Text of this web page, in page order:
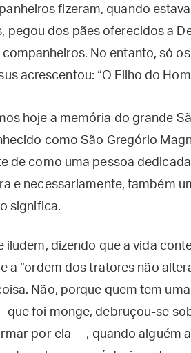
fizeram, quando
pegou dos pães oferecidos a
companheiros. No entanto, só
acrescentou: “O Filho do
hoje a memória do grande
como São Gregório
de como uma pessoa
e necessariamente, também
significa.
iludem, dizendo que a vida
a “ordem dos tratores não
Não, porque quem tem
que foi monge, debruçou-se
por ela —, quando alguém